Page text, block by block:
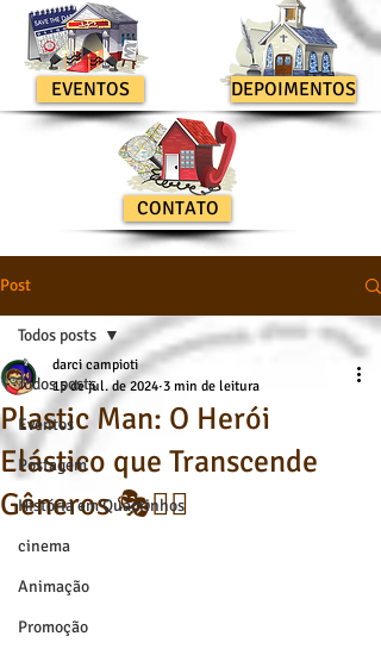
EVENTOS DEPOIMENTOS
CONTATO
Post
Todos posts
Eventos
Postagem
História em Quadrinhos
cinema
Animação
Promoção
Todos posts
Plastic Man: O Herói
Elástico que Transcende
Gêneros 🎭🦸‍♂️
darci campioti
15 de jul. de 2024 3 min de leitura